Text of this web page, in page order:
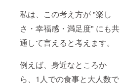
私は、この考え方が "楽し
さ・幸福感・満足度" にも共
通して言えると考えます。
例えば、身近なところか
ら、1人での食事と大人数で